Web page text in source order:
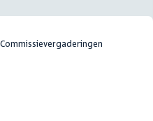
Commissievergaderingen